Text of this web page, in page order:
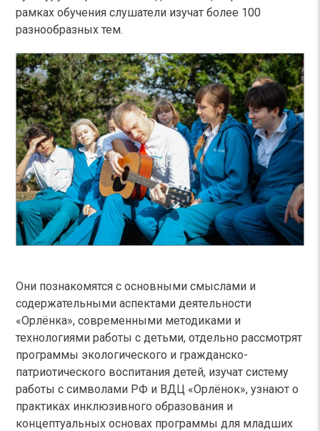
рамках обучения слушатели изучат более 100
разнообразных тем.
Они познакомятся с основными смыслами и
содержательными аспектами деятельности
«Орлёнка», современными методиками и
технологиями работы с детьми, отдельно рассмотрят
программы экологического и гражданско-
патриотического воспитания детей, изучат систему
работы с символами РФ и ВДЦ «Орлёнок», узнают о
практиках инклюзивного образования и
концептуальных основах программы для младших